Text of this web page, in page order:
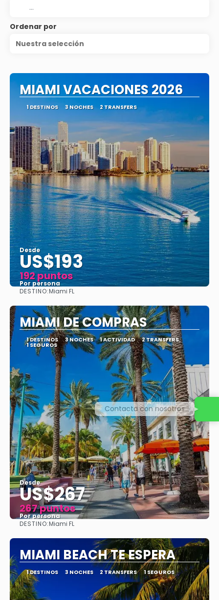
Ordenar por
Nuestra selección
MIAMI VACACIONES 2026
1 DESTINOS 3 NOCHES 2 TRANSFERS
Desde
US$193
192 puntos
Por persona
DESTINO:Miami FL
MIAMI DE COMPRAS
1 DESTINOS 3 NOCHES 1 ACTIVIDAD 2 TRANSFERS
1 SEGUROS
Desde
US$267
267 puntos
Por persona
DESTINO:Miami FL
MIAMI BEACH TE ESPERA
1 DESTINOS 3 NOCHES 2 TRANSFERS 1 SEGUROS
Contacta con nosotros